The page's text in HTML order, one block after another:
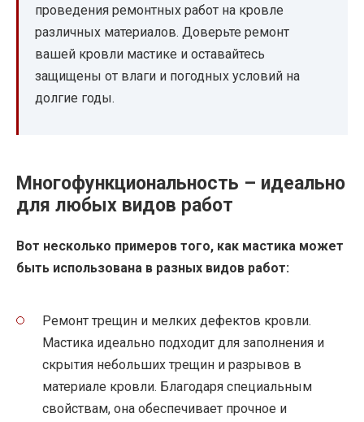
проведения ремонтных работ на кровле
различных материалов. Доверьте ремонт
вашей кровли мастике и оставайтесь
защищены от влаги и погодных условий на
долгие годы.
Многофункциональность – идеально
для любых видов работ
Вот несколько примеров того, как мастика может
быть использована в разных видов работ:
Ремонт трещин и мелких дефектов кровли.
Мастика идеально подходит для заполнения и
скрытия небольших трещин и разрывов в
материале кровли. Благодаря специальным
свойствам, она обеспечивает прочное и